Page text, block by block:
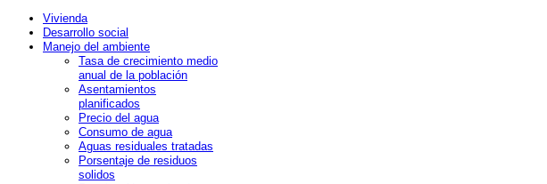
Vivienda
Desarrollo social
Manejo del ambiente
Tasa de crecimiento medio
anual de la población
Asentamientos
planificados
Precio del agua
Consumo de agua
Aguas residuales tratadas
Porsentaje de residuos
solidos